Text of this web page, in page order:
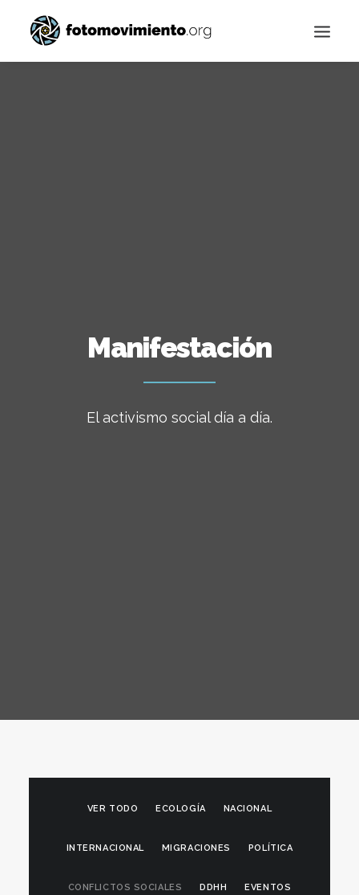
Manifestación
El activismo social día a día.
VER TODO ECOLOGÍA NACIONAL
INTERNACIONAL MIGRACIONES POLÍTICA
CONFLICTOS SOCIALES DDHH EVENTOS